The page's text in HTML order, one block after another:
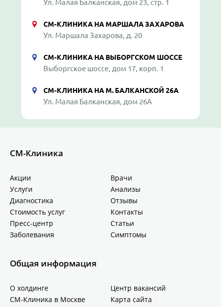
Ул. Малая Балканская, дом 23, стр. 1
СМ-КЛИНИКА НА МАРШАЛА ЗАХАРОВА
Ул. Маршала Захарова, д. 20
СМ-КЛИНИКА НА ВЫБОРГСКОМ ШОССЕ
Выборгское шоссе, дом 17, корп. 1
СМ-КЛИНИКА НА М. БАЛКАНСКОЙ 26А
Ул. Малая Балканская, дом 26А
СМ-Клиника
Акции
Врачи
Услуги
Анализы
Диагностика
Отзывы
Стоимость услуг
Контакты
Пресс-центр
Статьи
Заболевания
Симптомы
Общая информация
О холдинге
Центр вакансий
СМ-Клиника в Москве
Карта сайта